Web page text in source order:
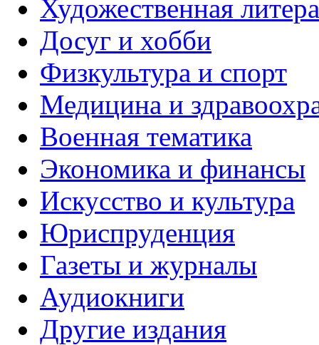
Художественная
Досуг и хобби
Физкультура и спорт
Медицина и
Военная тематика
Экономика и финансы
Искусство и культура
Юриспруденция
Газеты и журналы
Аудиокниги
Другие издания